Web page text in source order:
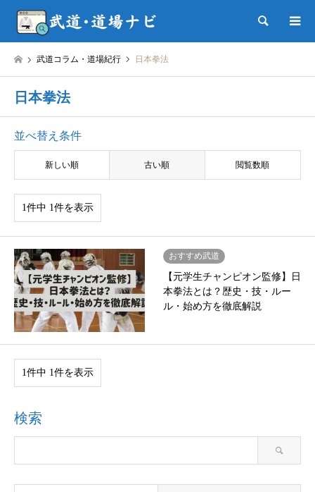
検索
武道コラム・道場紀行 日本拳法
日本拳法
並べ替え条件
新しい順 古い順 閲覧数順
1件中 1件を表示
おすすめ武道
【元学生チャンピオン監修】日
本拳法とは？歴史・技・ルー
ル・始め方を徹底解説
1件中 1件を表示
検索